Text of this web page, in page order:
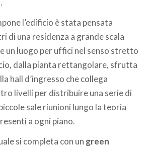
l’edificio è stata pensata
di una residenza a grande scala
un luogo per uffici nel senso stretto
dalla pianta rettangolare, sfrutta
hall d’ingresso che collega
livelli per distribuire una serie di
sale riunioni lungo la teoria
a ogni piano.
si completa con un green